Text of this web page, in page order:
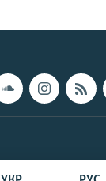
© Qırım.Aqiqat,